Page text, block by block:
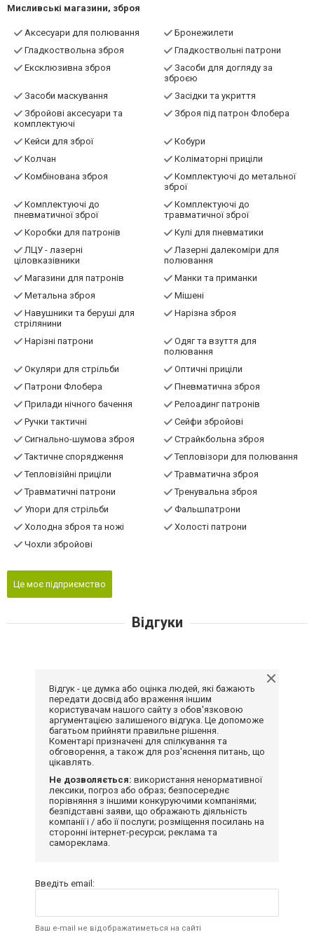
Мисливські магазини, зброя
Аксесуари для полювання
Бронежилети
Гладкоствольна зброя
Гладкоствольні патрони
Ексклюзивна зброя
Засоби для догляду за
зброєю
Засоби маскування
Засідки та укриття
Збройові аксесуари та
комплектуючі
Зброя під патрон Флобера
Кейси для зброї
Кобури
Колчан
Коліматорні приціли
Комбінована зброя
Комплектуючі до метальної
зброї
Комплектуючі до
пневматичної зброї
Комплектуючі до
травматичної зброї
Коробки для патронів
Кулі для пневматики
ЛЦУ - лазерні
ціловказівники
Лазерні далекоміри для
полювання
Магазини для патронів
Манки та приманки
Метальна зброя
Мішені
Навушники та беруші для
стрілянини
Нарізна зброя
Нарізні патрони
Одяг та взуття для
полювання
Окуляри для стрільби
Оптичні приціли
Патрони Флобера
Пневматична зброя
Прилади нічного бачення
Релоадинг патронів
Ручки тактичні
Сейфи збройові
Сигнально-шумова зброя
Страйкбольна зброя
Тактичне спорядження
Тепловізори для полювання
Тепловізійні приціли
Травматична зброя
Травматичні патрони
Тренувальна зброя
Упори для стрільби
Фальшпатрони
Холодна зброя та ножі
Холості патрони
Чохли збройові
Це моє підприємство
Відгуки
Відгук - це думка або оцінка людей, які бажають
передати досвід або враження іншим
користувачам нашого сайту з обов'язковою
аргументацією залишеного відгука. Це допоможе
багатьом прийняти правильне рішення.
Коментарі призначені для спілкування та
обговорення, а також для роз'яснення питань, що
цікавлять.
Не дозволяється: використання ненормативної
лексики, погроз або образ; безпосереднє
порівняння з іншими конкуруючими компаніями;
безпідставні заяви, що ображають діяльність
компанії і / або її послуги; розміщення посилань на
сторонні інтернет-ресурси; реклама та
самореклама.
Введіть email:
Ваш e-mail не відображатиметься на сайті